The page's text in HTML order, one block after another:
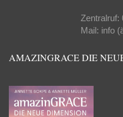
Zentralruf:
Mail: info
AMAZINGRACE DIE